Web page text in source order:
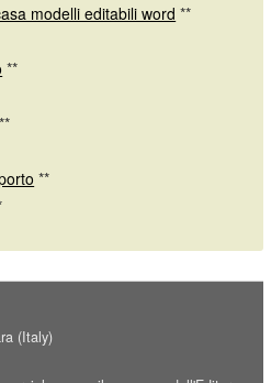
modelli editabili word **
**
**
**
(Italy)